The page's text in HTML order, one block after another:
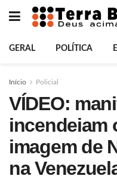
GERAL POLÍTICA
Início Policial
VÍDEO:
incendeiam
imagem de
na